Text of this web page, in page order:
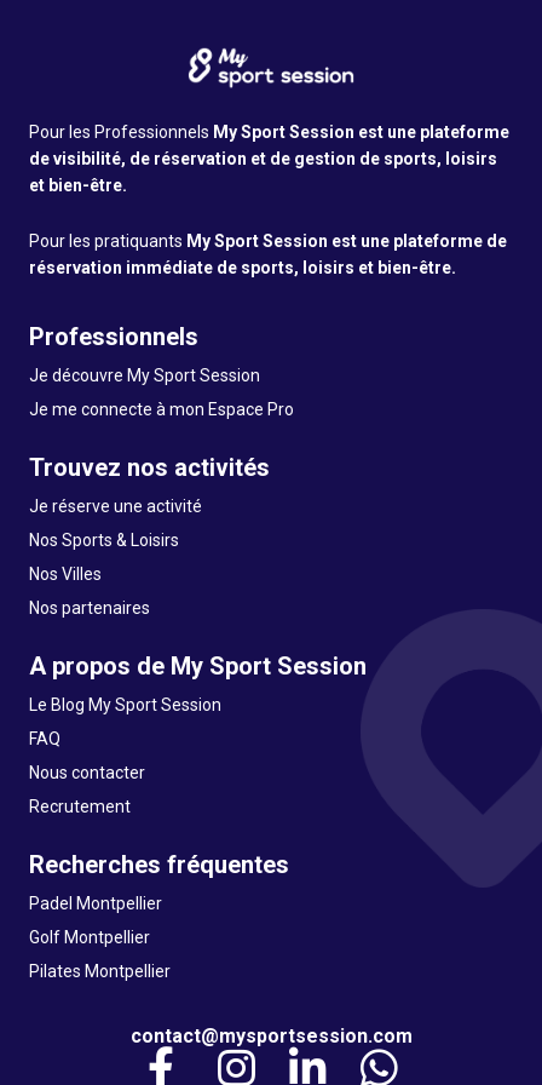
Pour les Professionnels My Sport Session est une plateforme
de visibilité, de réservation et de gestion de sports, loisirs
et bien-être.
Pour les pratiquants My Sport Session est une plateforme de
réservation immédiate de sports, loisirs et bien-être.
Professionnels
Je découvre My Sport Session
Je me connecte à mon Espace Pro
Trouvez nos activités
Je réserve une activité
Nos Sports & Loisirs
Nos Villes
Nos partenaires
A propos de My Sport Session
Le Blog My Sport Session
FAQ
Nous contacter
Recrutement
Recherches fréquentes
Padel Montpellier
Golf Montpellier
Pilates Montpellier
contact@mysportsession.com